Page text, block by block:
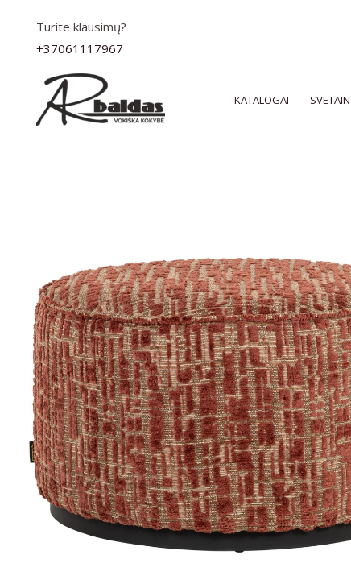
turinio
Turite klausimų?
+37061117967
KATALOGAI